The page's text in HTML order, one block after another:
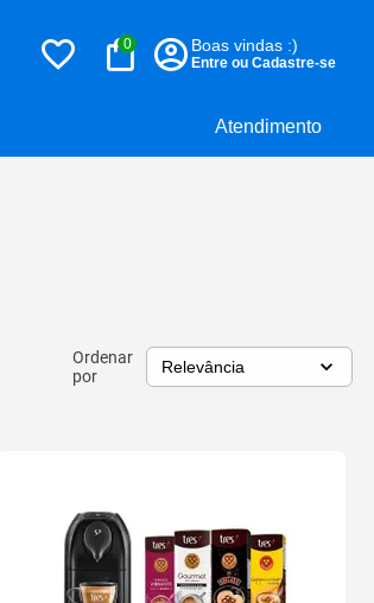
Atendimento
0 Boas vindas :)
Entre ou Cadastre-se
Ordenar
por